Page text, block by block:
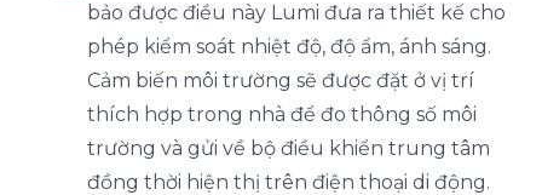
bảo được điều này Lumi đưa ra thiết kế cho
phép kiểm soát nhiệt độ, độ ẩm, ánh sáng.
Cảm biến môi trường sẽ được đặt ở vị trí
thích hợp trong nhà để đo thông số môi
trường và gửi về bộ điều khiển trung tâm
đồng thời hiện thị trên điện thoại di động.